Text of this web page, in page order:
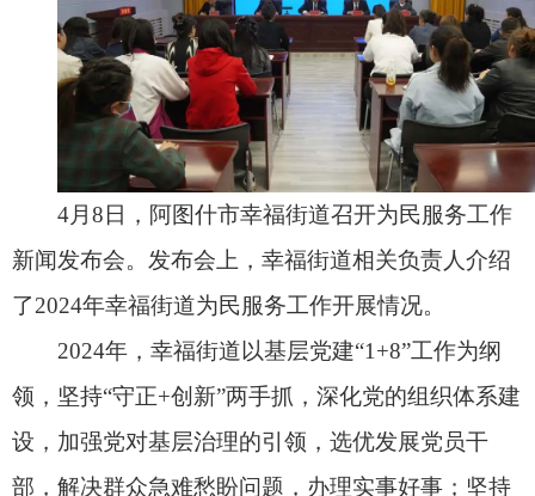
新闻发布会。发布会上，幸福街道相关负责人介绍
了2024年幸福街道为民服务工作开展情况。
2024年，幸福街道以基层党建“1+8”工作为纲
领，坚持“守正+创新”两手抓，深化党的组织体系建
设，加强党对基层治理的引领，选优发展党员干
部，解决群众急难愁盼问题，办理实事好事；坚持
以提升各级组织力为目标，积极搭建群众协商议事
制”管理机制、派发完成志愿服务事项、实现“微心
愿”；研究打造党建服务品牌，推行配套服务机制，
全力推动民生类高频事项就近办理、帮办代办，立
足惠民工程目标，创新服务举措，探索推进“小区经